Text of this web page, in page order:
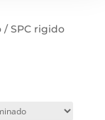
SPC rigido